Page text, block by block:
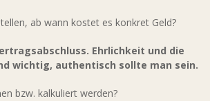
ab wann kostet es konkret Geld?
Ehrlichkeit und die
wichtig, authentisch sollte man sein.
bzw. kalkuliert werden?